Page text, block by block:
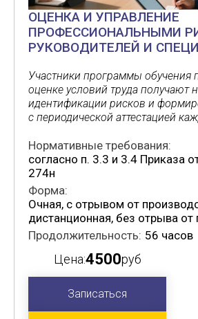
ОЦЕНКА И УПРАВЛЕНИЕ
ПРОФЕССИОНАЛЬНЫМИ
РУКОВОДИТЕЛЕЙ И
Участники программы обучения
оценке условий труда получают
идентификации рисков и
с периодической аттестацией
Нормативные требования:
согласно п. 3.3 и 3.4 Приказа
274н
Форма:
Очная, с отрывом от
дистанционная, без отрыва от
Продолжительность: 56 часов
Цена:4500руб
Записаться